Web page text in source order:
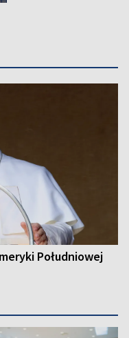
Południowej